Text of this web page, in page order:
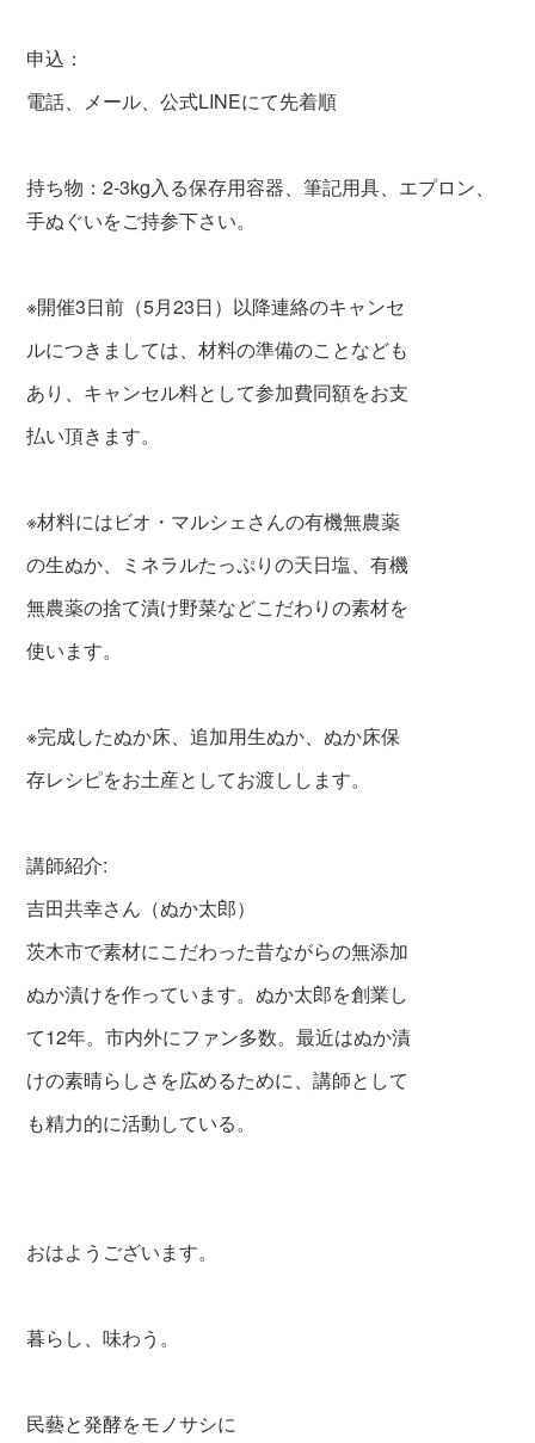
申込：
電話、メール、公式LINEにて先着順
持ち物：2-3kg入る保存用容器、筆記用具、エプロン、
手ぬぐいをご持参下さい。
※開催3日前（5月23日）以降連絡のキャンセ
ルにつきましては、材料の準備のことなども
あり、キャンセル料として参加費同額をお支
払い頂きます。
※材料にはビオ・マルシェさんの有機無農薬
の生ぬか、ミネラルたっぷりの天日塩、有機
無農薬の捨て漬け野菜などこだわりの素材を
使います。
※完成したぬか床、追加用生ぬか、ぬか床保
存レシピをお土産としてお渡しします。
講師紹介:
吉田共幸さん（ぬか太郎）
茨木市で素材にこだわった昔ながらの無添加
ぬか漬けを作っています。ぬか太郎を創業し
て12年。市内外にファン多数。最近はぬか漬
けの素晴らしさを広めるために、講師として
も精力的に活動している。
おはようございます。
暮らし、味わう。
民藝と発酵をモノサシに